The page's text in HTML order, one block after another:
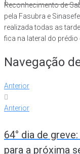
Reconhecimento de
pela Fasubra e
realizada todas as
fica na lateral do prédio
Navegação
Anterior
Anterior
64° dia de
para a próxima